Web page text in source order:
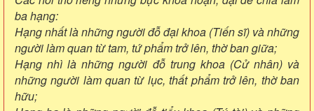
ba hạng:
Hạng nhất là những người đỗ đại khoa (Tiến sĩ) và những
người làm quan từ tam, tứ phẩm trở lên, thờ ban giữa;
Hạng nhì là những người đỗ trung khoa (Cử nhân) và
những người làm quan từ lục, thất phẩm trở lên, thờ ban
hữu;